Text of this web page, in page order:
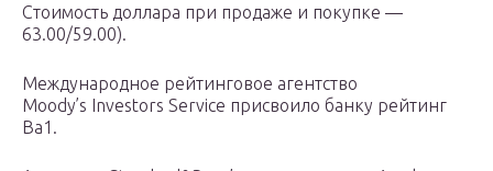
Стоимость доллара при продаже и покупке —
63.00/59.00).
Международное рейтинговое агентство
Moody’s Investors Service присвоило банку рейтинг
Ba1.